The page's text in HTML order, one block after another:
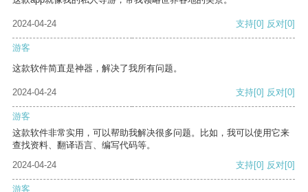
2024-04-24 支持[0] 反对[0]
游客
这款软件简直是神器，解决了我所有问题。
2024-04-24 支持[0] 反对[0]
游客
这款软件非常实用，可以帮助我解决很多问题。比如，我可以使用它来
查找资料、翻译语言、编写代码等。
2024-04-24
支持[0] 反对[0]
游客